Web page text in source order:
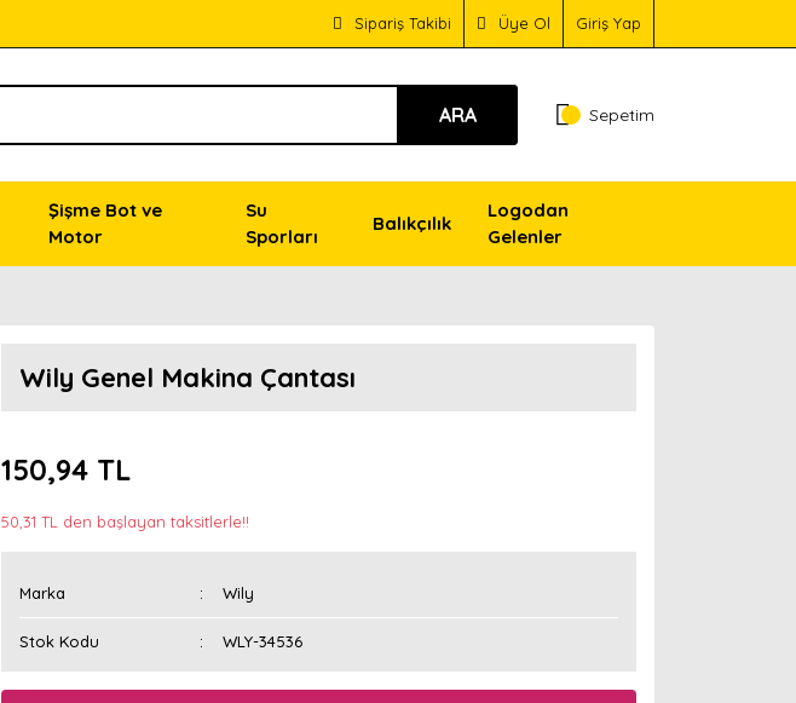
Sipariş Takibi Üye Ol Giriş Yap
ARA Sepetim
Şişme Bot ve
Motor
Su
Sporları
Balıkçılık
Logodan
Gelenler
Wily Genel Makina Çantası
150,94 TL
50,31 TL den başlayan taksitlerle!!
Marka Wily
Stok Kodu WLY-34536